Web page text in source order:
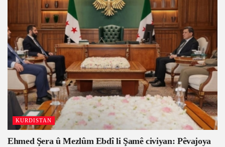
KURDISTAN
Ehmed Şera û Mezlûm Ebdî li Şamê civiyan: Pêvajoya